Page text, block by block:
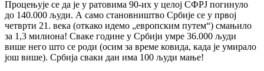
Процењује се да је у ратовима 90-их у целој СФРЈ погинуло
до 140.000 људи. А само становништво Србије се у првој
четврти 21. века (откако идемо „европским путем“) смањило
за 1,3 милиона! Сваке године у Србији умре 36.000 људи
више него што се роди (осим за време ковида, када је умирало
још више). Србија сваки дан има 100 људи мање!